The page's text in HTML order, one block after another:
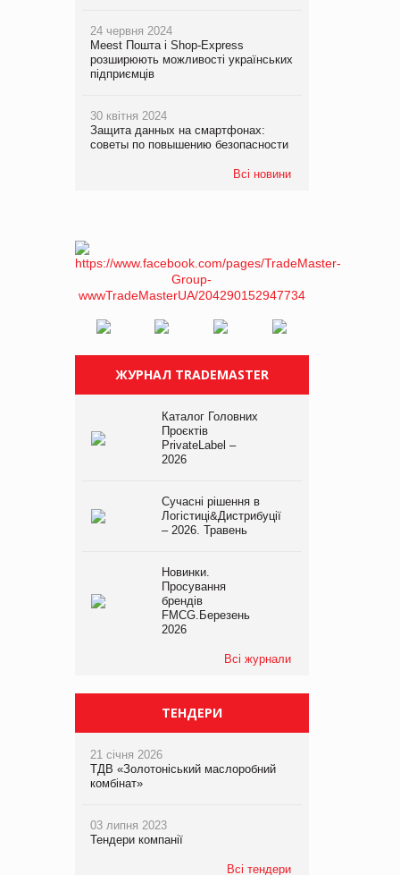
24 червня 2024
Meest Пошта і Shop-Express
розширюють можливості українських
підприємців
30 квітня 2024
Защита данных на смартфонах:
советы по повышению безопасности
Всі новини
ЖУРНАЛ TRADEMASTER
Каталог Головних
Проєктів
PrivateLabel –
2026
Сучасні рішення в
Логістиці&Дистрибуції
– 2026. Травень
Новинки.
Просування
брендів
FMCG.Березень
2026
Всі журнали
ТЕНДЕРИ
21 січня 2026
ТДВ «Золотоніський маслоробний
комбінат»
03 липня 2023
Тендери компанії
Всі тендери